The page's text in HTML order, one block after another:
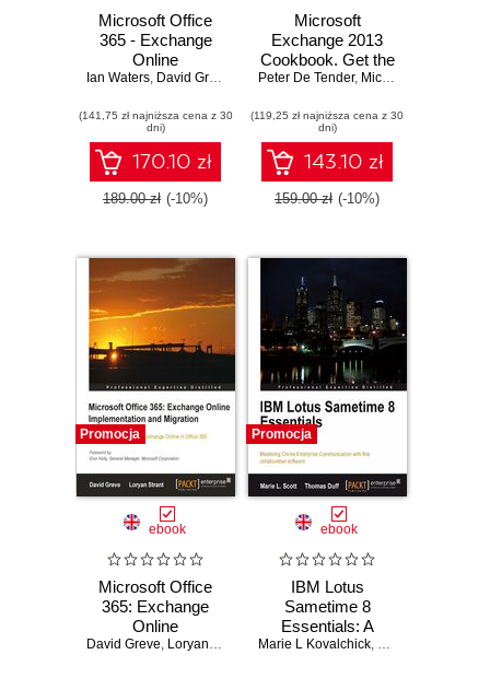
Microsoft Office
365 - Exchange
Online
Implementation
and execute a
successful Office
365 Exchange
Online migration
with ease - Second
Ian Waters, David Greve Loryan Strant
(141,75 zł najniższa cena z 30
dni)
170.10 zł
189.00 zł (-10%)
Microsoft
Exchange 2013
Cookbook. Get the
most out of
Exchange with this
comprehensive
guide. Structured
around a series of
clear, step-by-step
and configure both
basic and
advanced features
for your enterprise
Peter De Tender, Michael Van Horenbeeck
(119,25 zł najniższa cena z 30
dni)
143.10 zł
159.00 zł (-10%)
Promocja
ebook
Microsoft Office
365: Exchange
Online
Implementation
David Greve, Loryan Strant
Promocja
ebook
IBM Lotus
Sametime 8
Essentials: A
User's Guide.
Marie L Kovalchick, Thomas William